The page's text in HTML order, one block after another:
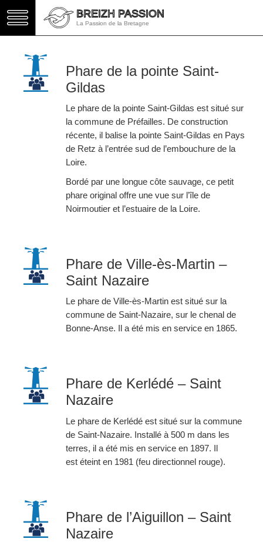
BREIZH PASSION
La Passion de la Bretagne
Phare de la pointe Saint-
Gildas
Le phare de la pointe Saint-Gildas est situé sur
la commune de Préfailles. De construction
récente, il balise la pointe Saint-Gildas en Pays
de Retz à l’entrée sud de l’embouchure de la
Loire.
Bordé par une longue côte sauvage, ce petit
phare original offre une vue sur l’île de
Noirmoutier et l’estuaire de la Loire.
Phare de Ville-ès-Martin –
Saint Nazaire
Le phare de Ville-ès-Martin est situé sur la
commune de Saint-Nazaire, sur le chenal de
Bonne-Anse. Il a été mis en service en 1865.
Phare de Kerlédé – Saint
Nazaire
Le phare de Kerlédé est situé sur la commune
de Saint-Nazaire. Installé à 500 m dans les
terres, il a été mis en service en 1897. Il
est éteint en 1981 (feu directionnel rouge).
Phare de l’Aiguillon – Saint
Nazaire
BREIZH PASSION
La Passion de la Bretagne